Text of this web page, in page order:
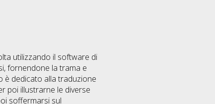
utilizzando il software di
fornendone la trama e
è dedicato alla traduzione
poi illustrarne le diverse
soffermarsi sul